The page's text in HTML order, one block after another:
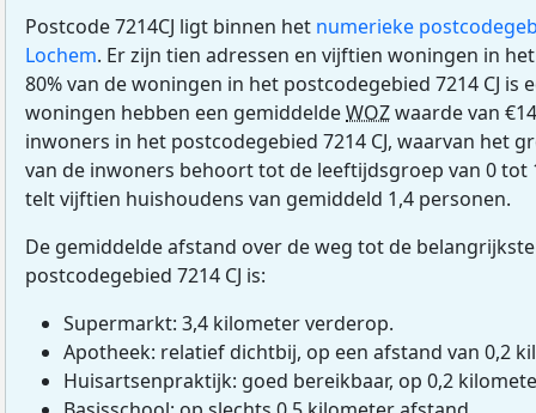
Postcode 7214CJ ligt binnen het numerieke
Lochem. Er zijn tien adressen en vijftien woningen in
80% van de woningen in het postcodegebied 7214 CJ is
woningen hebben een gemiddeldeWOZwaarde van
inwoners in het postcodegebied 7214 CJ, waarvan het
van de inwoners behoort tot de leeftijdsgroep van 0 tot
telt vijftien huishoudens van gemiddeld 1,4 personen.
De gemiddelde afstand over de weg tot de
postcodegebied 7214 CJ is:
Supermarkt: 3,4 kilometer verderop.
Apotheek: relatief dichtbij, op een afstand van 0,2
Huisartsenpraktijk: goed bereikbaar, op 0,2